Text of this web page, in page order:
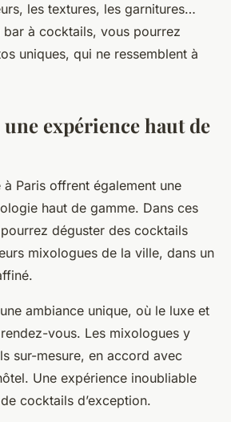
les textures, les garnitures…
bar à cocktails, vous pourrez
uniques, qui ne ressemblent à
une expérience haut de
à Paris offrent également une
haut de gamme. Dans ces
déguster des cocktails
mixologues de la ville, dans un
ambiance unique, où le luxe et
rendez-vous. Les mixologues y
sur-mesure, en accord avec
Une expérience inoubliable
cocktails d’exception.